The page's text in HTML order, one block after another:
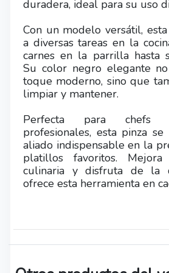
duradera, ideal para su uso
Con un modelo versátil,
a diversas tareas en la
carnes en la parrilla hasta
Su color negro elegante
toque moderno, sino que
limpiar y mantener.
Perfecta para chefs
profesionales, esta pinza
aliado indispensable en la
platillos favoritos.
culinaria y disfruta de la
ofrece esta herramienta en